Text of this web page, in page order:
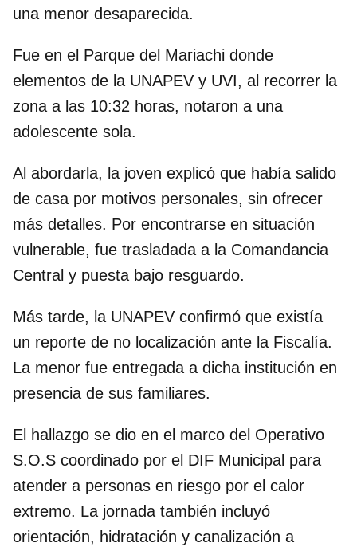
una menor desaparecida.
Fue en el Parque del Mariachi donde
elementos de la UNAPEV y UVI, al recorrer la
zona a las 10:32 horas, notaron a una
adolescente sola.
Al abordarla, la joven explicó que había salido
de casa por motivos personales, sin ofrecer
más detalles. Por encontrarse en situación
vulnerable, fue trasladada a la Comandancia
Central y puesta bajo resguardo.
Más tarde, la UNAPEV confirmó que existía
un reporte de no localización ante la Fiscalía.
La menor fue entregada a dicha institución en
presencia de sus familiares.
El hallazgo se dio en el marco del Operativo
S.O.S coordinado por el DIF Municipal para
atender a personas en riesgo por el calor
extremo. La jornada también incluyó
orientación, hidratación y canalización a